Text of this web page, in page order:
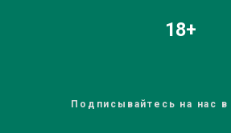
18+
Подписывайтесь на нас в